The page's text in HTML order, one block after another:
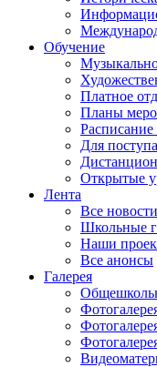
Обучение
Платное
Планы
Расписание
Для
Открытые
Лента
Все новости
Школьные
Наши
Все анонсы
Галерея